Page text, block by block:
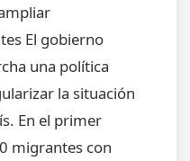
El gobierno
una política
la situación
En el primer
migrantes con